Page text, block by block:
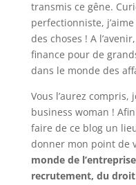
transmis ce gêne.
perfectionniste,
des choses ! A
finance pour de
dans le monde des
Vous l’aurez
business woman !
faire de ce blog un
donner mon point de
monde de
recrutement, du